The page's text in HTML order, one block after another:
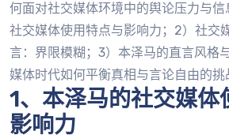
何面对社交媒体环境中的舆论压力与信
社交媒体使用特点与影响力；2）社交
言：界限模糊；3）本泽马的直言风格
媒体时代如何平衡真相与言论自由的挑
1、本泽马的社交媒体
影响力